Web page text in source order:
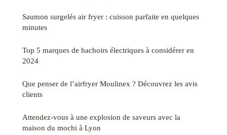
Saumon surgelés air fryer : cuisson parfaite en quelques
minutes
Top 5 marques de hachoirs électriques à considérer en
2024
Que penser de l’airfryer Moulinex ? Découvrez les avis
clients
Attendez-vous à une explosion de saveurs avec la
maison du mochi à Lyon